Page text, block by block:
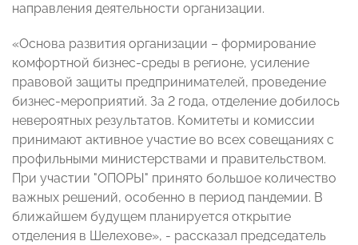
направления деятельности организации.
«Основа развития организации – формирование
комфортной бизнес-среды в регионе, усиление
правовой защиты предпринимателей, проведение
бизнес-мероприятий. За 2 года, отделение добилось
невероятных результатов. Комитеты и комиссии
принимают активное участие во всех совещаниях с
профильными министерствами и правительством.
При участии "ОПОРЫ" принято большое количество
важных решений, особенно в период пандемии. В
ближайшем будущем планируется открытие
отделения в Шелехове», - рассказал председатель